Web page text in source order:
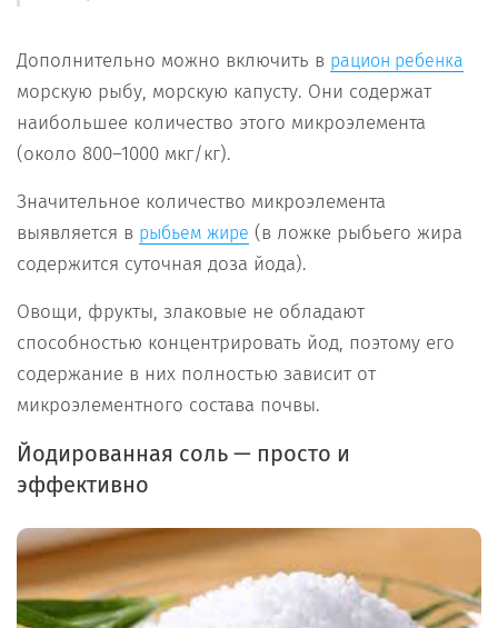
Дополнительно можно включить в рацион ребенка
морскую рыбу, морскую капусту. Они содержат
наибольшее количество этого микроэлемента
(около 800–1000 мкг/кг).
Значительное количество микроэлемента
выявляется в рыбьем жире (в ложке рыбьего жира
содержится суточная доза йода).
Овощи, фрукты, злаковые не обладают
способностью концентрировать йод, поэтому его
содержание в них полностью зависит от
микроэлементного состава почвы.
Йодированная соль — просто и
эффективно